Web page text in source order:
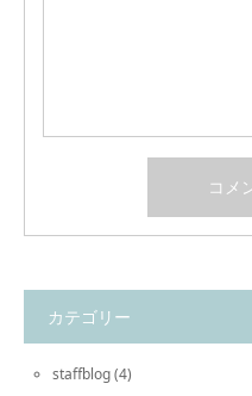
カテゴリー
staffblog(4)